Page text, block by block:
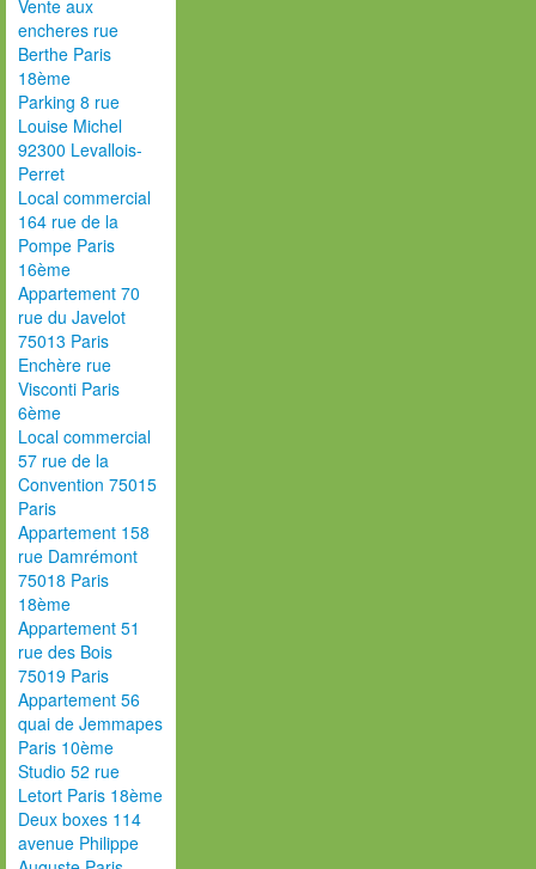
Vente aux
encheres rue
Berthe Paris
18ème
Parking 8 rue
Louise Michel
92300 Levallois-
Perret
Local commercial
164 rue de la
Pompe Paris
16ème
Appartement 70
rue du Javelot
75013 Paris
Enchère rue
Visconti Paris
6ème
Local commercial
57 rue de la
Convention 75015
Paris
Appartement 158
rue Damrémont
75018 Paris
18ème
Appartement 51
rue des Bois
75019 Paris
Appartement 56
quai de Jemmapes
Paris 10ème
Studio 52 rue
Letort Paris 18ème
Deux boxes 114
avenue Philippe